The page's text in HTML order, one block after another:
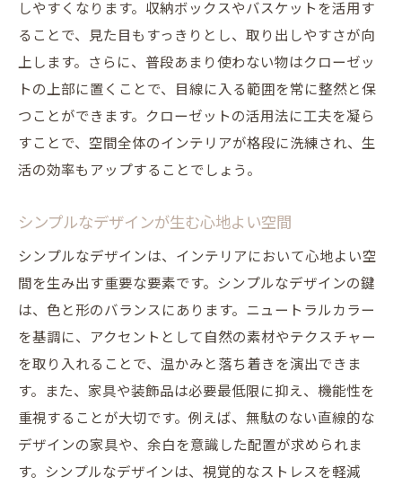
しやすくなります。収納ボックスやバスケットを活用す
ることで、見た目もすっきりとし、取り出しやすさが向
上します。さらに、普段あまり使わない物はクローゼッ
トの上部に置くことで、目線に入る範囲を常に整然と保
つことができます。クローゼットの活用法に工夫を凝ら
すことで、空間全体のインテリアが格段に洗練され、生
活の効率もアップすることでしょう。
シンプルなデザインが生む心地よい空間
シンプルなデザインは、インテリアにおいて心地よい空
間を生み出す重要な要素です。シンプルなデザインの鍵
は、色と形のバランスにあります。ニュートラルカラー
を基調に、アクセントとして自然の素材やテクスチャー
を取り入れることで、温かみと落ち着きを演出できま
す。また、家具や装飾品は必要最低限に抑え、機能性を
重視することが大切です。例えば、無駄のない直線的な
デザインの家具や、余白を意識した配置が求められま
す。シンプルなデザインは、視覚的なストレスを軽減